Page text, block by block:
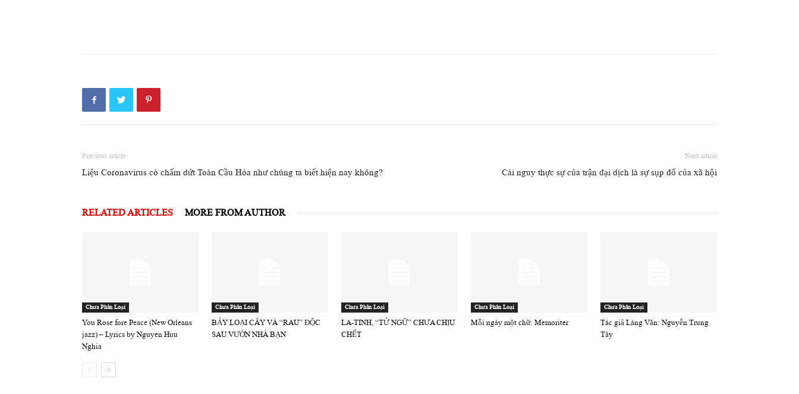
Previous article
Liệu Coronavirus có chấm dứt Toàn Cầu Hóa như chúng ta biết hiện nay không?
Next article
Cái nguy thực sự của trận đại dịch là sự sụp đổ của xã hội
RELATED ARTICLES MORE FROM AUTHOR
Chưa Phân Loại
You Rose fore Peace (New Orleans
jazz) – Lyrics by Nguyen Huu
Nghia
Chưa Phân Loại
BẢY LOẠI CÂY VÀ “RAU” ĐỘC
SAU VƯỜN NHÀ BẠN
Chưa Phân Loại
LA-TINH, “TỬ NGỮ” CHƯA CHỊU
CHẾT
Chưa Phân Loại
Mỗi ngày một chữ: Memoriter
Chưa Phân Loại
Tác giả Làng Văn: Nguyễn Trung
Tây